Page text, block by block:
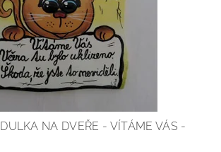
NA DVEŘE - VÍTÁME VÁS -